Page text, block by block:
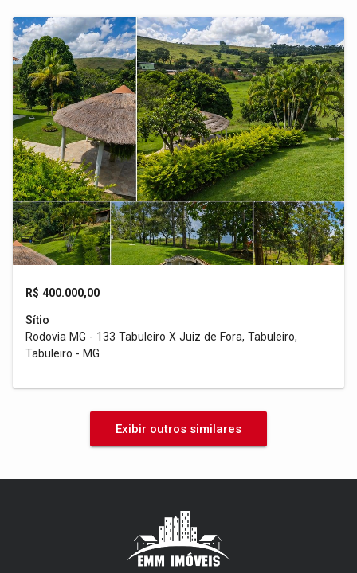
R$ 400.000,00
Sítio
Rodovia MG - 133 Tabuleiro X Juiz de Fora, Tabuleiro,
Tabuleiro - MG
Exibir outros similares